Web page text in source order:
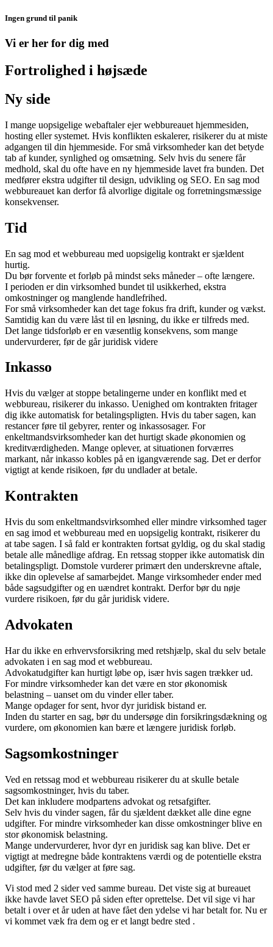
Ingen grund til panik
Vi er her for dig med
Fortrolighed i højsæde
Ny side
I mange uopsigelige webaftaler ejer webbureauet hjemmesiden,
hosting eller systemet. Hvis konflikten eskalerer, risikerer du at miste
adgangen til din hjemmeside. For små virksomheder kan det betyde
tab af kunder, synlighed og omsætning. Selv hvis du senere får
medhold, skal du ofte have en ny hjemmeside lavet fra bunden. Det
medfører ekstra udgifter til design, udvikling og SEO. En sag mod
webbureauet kan derfor få alvorlige digitale og forretningsmæssige
konsekvenser.
Tid
En sag mod et webbureau med uopsigelig kontrakt er sjældent
hurtig.
Du bør forvente et forløb på mindst seks måneder – ofte længere.
I perioden er din virksomhed bundet til usikkerhed, ekstra
omkostninger og manglende handlefrihed.
For små virksomheder kan det tage fokus fra drift, kunder og vækst.
Samtidig kan du være låst til en løsning, du ikke er tilfreds med.
Det lange tidsforløb er en væsentlig konsekvens, som mange
undervurderer, før de går juridisk videre
Inkasso
Hvis du vælger at stoppe betalingerne under en konflikt med et
webbureau, risikerer du inkasso. Uenighed om kontrakten fritager
dig ikke automatisk for betalingspligten. Hvis du taber sagen, kan
restancer føre til gebyrer, renter og inkassosager. For
enkeltmandsvirksomheder kan det hurtigt skade økonomien og
kreditværdigheden. Mange oplever, at situationen forværres
markant, når inkasso kobles på en igangværende sag. Det er derfor
vigtigt at kende risikoen, før du undlader at betale.
Kontrakten
Hvis du som enkeltmandsvirksomhed eller mindre virksomhed tager
en sag imod et webbureau med en uopsigelig kontrakt, risikerer du
at tabe sagen. I så fald er kontrakten fortsat gyldig, og du skal stadig
betale alle månedlige afdrag. En retssag stopper ikke automatisk din
betalingspligt. Domstole vurderer primært den underskrevne aftale,
ikke din oplevelse af samarbejdet. Mange virksomheder ender med
både sagsudgifter og en uændret kontrakt. Derfor bør du nøje
vurdere risikoen, før du går juridisk videre.
Advokaten
Har du ikke en erhvervsforsikring med retshjælp, skal du selv betale
advokaten i en sag mod et webbureau.
Advokatudgifter kan hurtigt løbe op, især hvis sagen trækker ud.
For mindre virksomheder kan det være en stor økonomisk
belastning – uanset om du vinder eller taber.
Mange opdager for sent, hvor dyr juridisk bistand er.
Inden du starter en sag, bør du undersøge din forsikringsdækning og
vurdere, om økonomien kan bære et længere juridisk forløb.
Sagsomkostninger
Ved en retssag mod et webbureau risikerer du at skulle betale
sagsomkostninger, hvis du taber.
Det kan inkludere modpartens advokat og retsafgifter.
Selv hvis du vinder sagen, får du sjældent dækket alle dine egne
udgifter. For mindre virksomheder kan disse omkostninger blive en
stor økonomisk belastning.
Mange undervurderer, hvor dyr en juridisk sag kan blive. Det er
vigtigt at medregne både kontraktens værdi og de potentielle ekstra
udgifter, før du vælger at føre sag.
Vi stod med 2 sider ved samme bureau. Det viste sig at bureauet
ikke havde lavet SEO på siden efter oprettelse. Det vil sige vi har
betalt i over et år uden at have fået den ydelse vi har betalt for. Nu er
vi kommet væk fra dem og er et langt bedre sted .